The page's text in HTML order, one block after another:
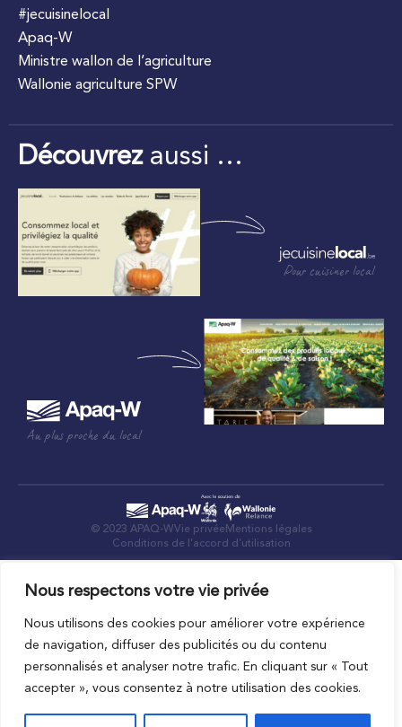
Nous respectons votre vie privée
Nous utilisons des cookies pour améliorer votre expérience
de navigation, diffuser des publicités ou du contenu
personnalisés et analyser notre trafic. En cliquant sur « Tout
accepter », vous consentez à notre utilisation des cookies.
#jecuisinelocal
Apaq-W
Ministre wallon de l’agriculture
Wallonie agriculture SPW
Découvrezaussi …
Pour cuisiner local
Au plus proche du local
© 2023 APAQ-WVie privée Mentions légales
Conditions de l’accord d’utilisation